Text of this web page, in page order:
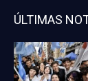
ÚLTIMAS